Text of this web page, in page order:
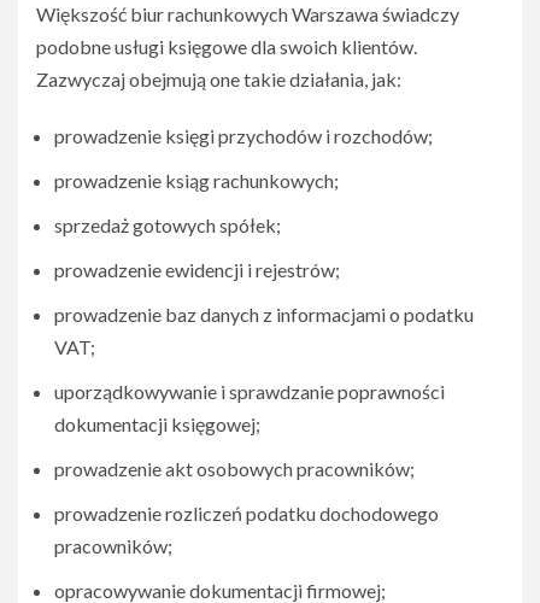
Większość biur rachunkowych Warszawa świadczy
podobne usługi księgowe dla swoich klientów.
Zazwyczaj obejmują one takie działania, jak:
prowadzenie księgi przychodów i rozchodów;
prowadzenie ksiąg rachunkowych;
sprzedaż gotowych spółek;
prowadzenie ewidencji i rejestrów;
prowadzenie baz danych z informacjami o podatku
VAT;
uporządkowywanie i sprawdzanie poprawności
dokumentacji księgowej;
prowadzenie akt osobowych pracowników;
prowadzenie rozliczeń podatku dochodowego
pracowników;
opracowywanie dokumentacji firmowej;